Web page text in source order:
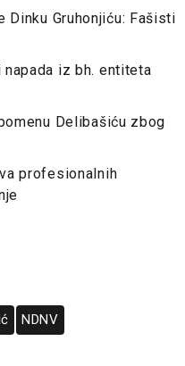
Dinku Gruhonjiću: Fašisti
napada iz bh. entiteta
Delibašiću zbog
profesionalnih
NDNV